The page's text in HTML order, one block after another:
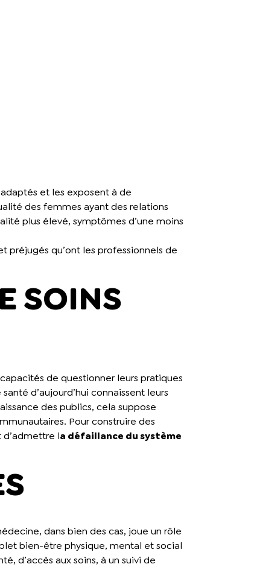
et les exposent à de
des femmes ayant des relations
plus élevé, symptômes d’une moins
préjugés qu’ont les professionnels de
SOINS
de questionner leurs pratiques
d’aujourd’hui connaissent leurs
des publics, cela suppose
Pour construire des
la défaillance du système
dans bien des cas, joue un rôle
bien-être physique, mental et social
d’accès aux soins, à un suivi de